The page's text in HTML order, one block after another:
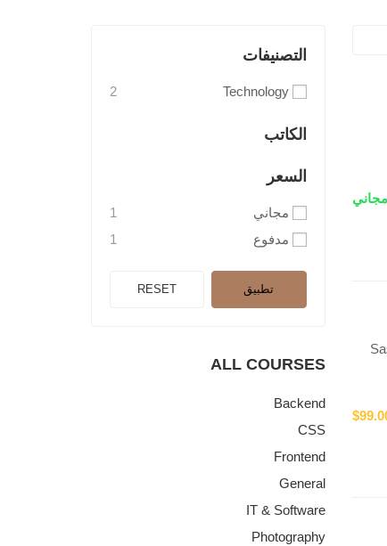
مجاني
التصنيفات
Technology
2
الكاتب
السعر
مجاني
1
مدفوع
1
تطبيق RESET
ALL COURSES
Backend
CSS
Frontend
General
IT & Software
Photography